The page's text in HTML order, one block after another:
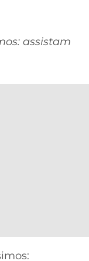
assistam